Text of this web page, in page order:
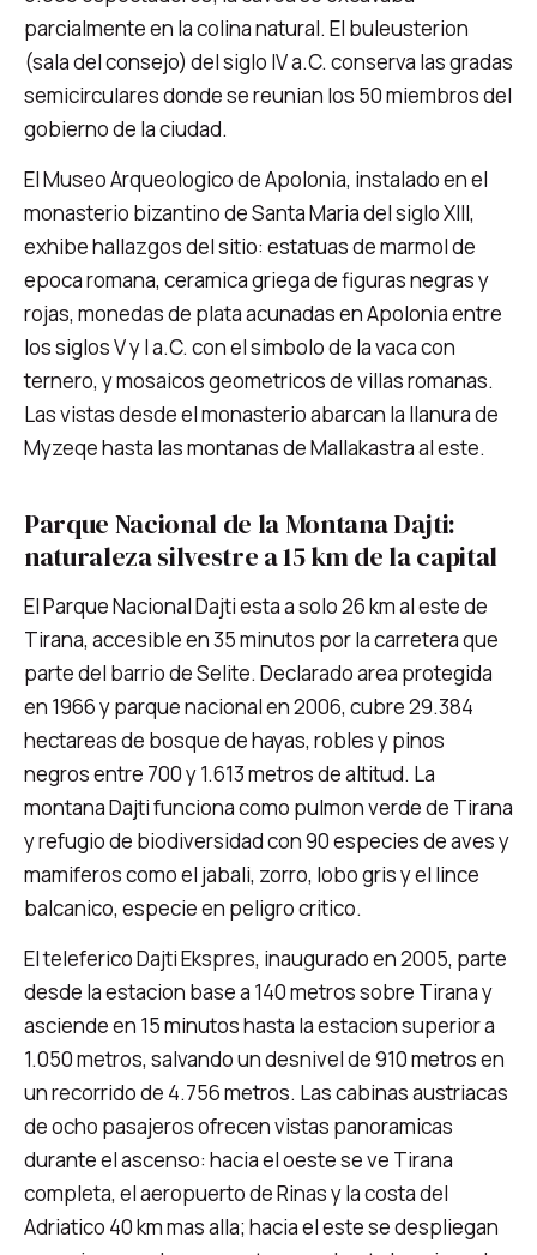
parcialmente en la colina natural. El buleusterion
(sala del consejo) del siglo IV a.C. conserva las gradas
semicirculares donde se reunian los 50 miembros del
gobierno de la ciudad.
El Museo Arqueologico de Apolonia, instalado en el
monasterio bizantino de Santa Maria del siglo XIII,
exhibe hallazgos del sitio: estatuas de marmol de
epoca romana, ceramica griega de figuras negras y
rojas, monedas de plata acunadas en Apolonia entre
los siglos V y I a.C. con el simbolo de la vaca con
ternero, y mosaicos geometricos de villas romanas.
Las vistas desde el monasterio abarcan la llanura de
Myzeqe hasta las montanas de Mallakastra al este.
Parque Nacional de la Montana Dajti:
naturaleza silvestre a 15 km de la capital
El Parque Nacional Dajti esta a solo 26 km al este de
Tirana, accesible en 35 minutos por la carretera que
parte del barrio de Selite. Declarado area protegida
en 1966 y parque nacional en 2006, cubre 29.384
hectareas de bosque de hayas, robles y pinos
negros entre 700 y 1.613 metros de altitud. La
montana Dajti funciona como pulmon verde de Tirana
y refugio de biodiversidad con 90 especies de aves y
mamiferos como el jabali, zorro, lobo gris y el lince
balcanico, especie en peligro critico.
El teleferico Dajti Ekspres, inaugurado en 2005, parte
desde la estacion base a 140 metros sobre Tirana y
asciende en 15 minutos hasta la estacion superior a
1.050 metros, salvando un desnivel de 910 metros en
un recorrido de 4.756 metros. Las cabinas austriacas
de ocho pasajeros ofrecen vistas panoramicas
durante el ascenso: hacia el oeste se ve Tirana
completa, el aeropuerto de Rinas y la costa del
Adriatico 40 km mas alla; hacia el este se despliegan